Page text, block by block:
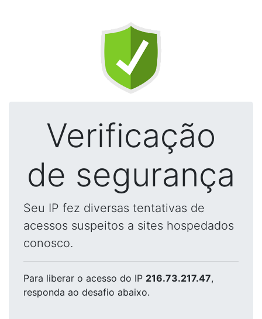
Verificação
de segurança
Seu IP fez diversas tentativas de
acessos suspeitos a sites hospedados
conosco.
Para liberar o acesso do IP 216.73.217.47,
responda ao desafio abaixo.